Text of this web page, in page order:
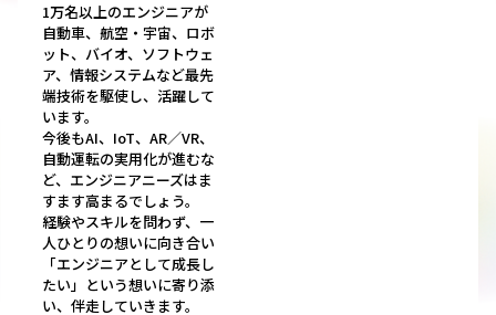
1万名以上のエンジニアが
自動車、航空・宇宙、ロボ
ット、バイオ、ソフトウェ
ア、情報システムなど最先
端技術を駆使し、活躍して
います。
今後もAI、IoT、AR／VR、
自動運転の実用化が進むな
ど、エンジニアニーズはま
すます高まるでしょう。
経験やスキルを問わず、一
人ひとりの想いに向き合い
「エンジニアとして成長し
たい」という想いに寄り添
い、伴走していきます。